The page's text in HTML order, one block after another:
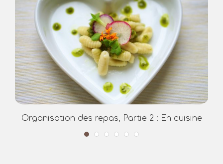
Organisation des repas, Partie 2 : En cuisine